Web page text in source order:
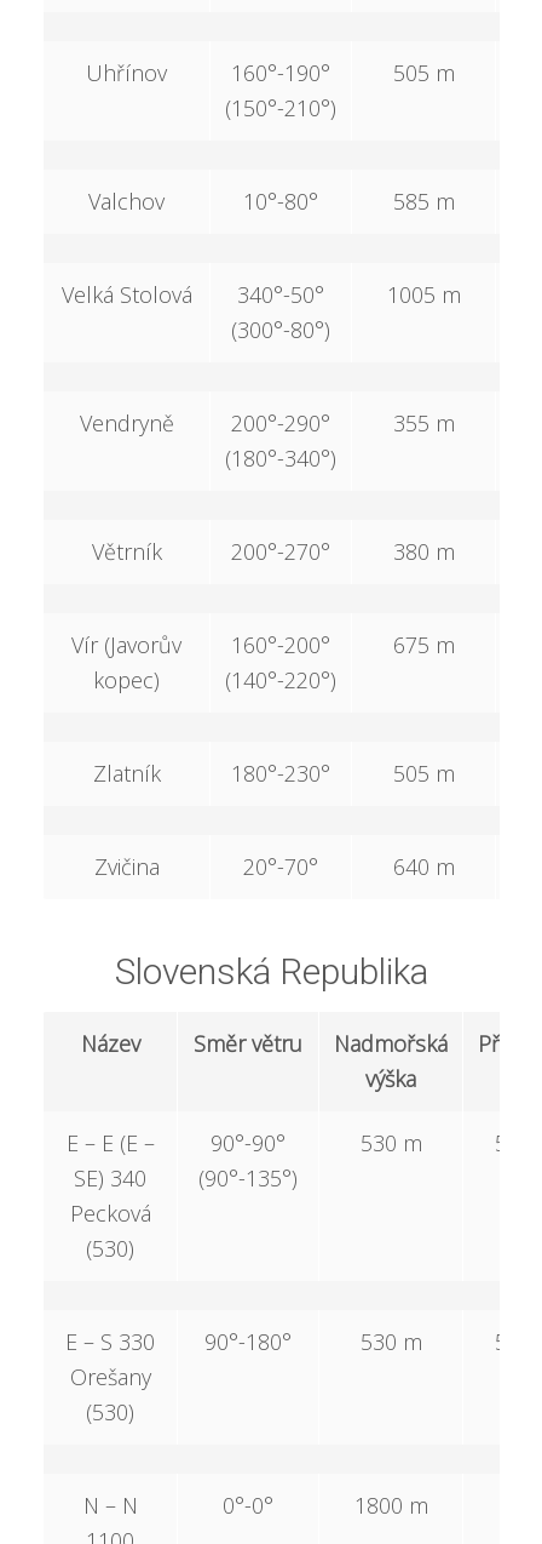
Uhřínov
160°-190°
(150°-210°)
505 m
Valchov 10°-80° 585 m
Velká Stolová
340°-50°
(300°-80°)
1005 m
Vendryně
200°-290°
(180°-340°)
355 m
Větrník 200°-270° 380 m
Vír (Javorův
kopec)
160°-200°
(140°-220°)
675 m
Zlatník 180°-230° 505 m
Zvičina 20°-70° 640 m
Slovenská Republika
Název Směr větru
Nadmořská
výška
E – E (E –
SE) 340
Pecková
(530)
90°-90°
(90°-135°)
530 m 530
E – S 330
Orešany
(530)
90°-180° 530 m 530
N – N
0°-0° 1800 m